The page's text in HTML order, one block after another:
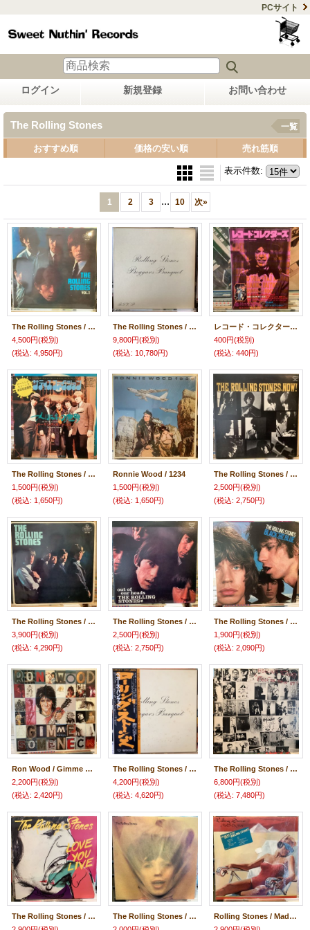
PCサイト
ログイン 新規登録 お問い合わせ
The Rolling Stones 一覧
おすすめ順 価格の安い順 売れ筋順
表示件数:
1 2 3 ... 10 次»
The Rolling Stones / Vol. 2
4,500円(税別)
(税込: 4,950円)
The Rolling Stones / Beggars Banquet
9,800円(税別)
(税込: 10,780円)
レコード・コレクターズ / JAN.,1997 Vol.16, No.1
400円(税別)
(税込: 440円)
The Rolling Stones / (I Can't Get No) Satisfaction
1,500円(税別)
(税込: 1,650円)
Ronnie Wood / 1234
1,500円(税別)
(税込: 1,650円)
The Rolling Stones / The Rolling Stones, Now!
2,500円(税別)
(税込: 2,750円)
The Rolling Stones / The Rolling Stones
3,900円(税別)
(税込: 4,290円)
The Rolling Stones / Out Of Our Heads
2,500円(税別)
(税込: 2,750円)
The Rolling Stones / Black And Blue
1,900円(税別)
(税込: 2,090円)
Ron Wood / Gimme Some Neck
2,200円(税別)
(税込: 2,420円)
The Rolling Stones / Beggars Banquet
4,200円(税別)
(税込: 4,620円)
The Rolling Stones / Exile On Main St.
6,800円(税別)
(税込: 7,480円)
The Rolling Stones / Love You Live
The Rolling Stones / Goats Head Soup
Rolling Stones / Made In The Shade